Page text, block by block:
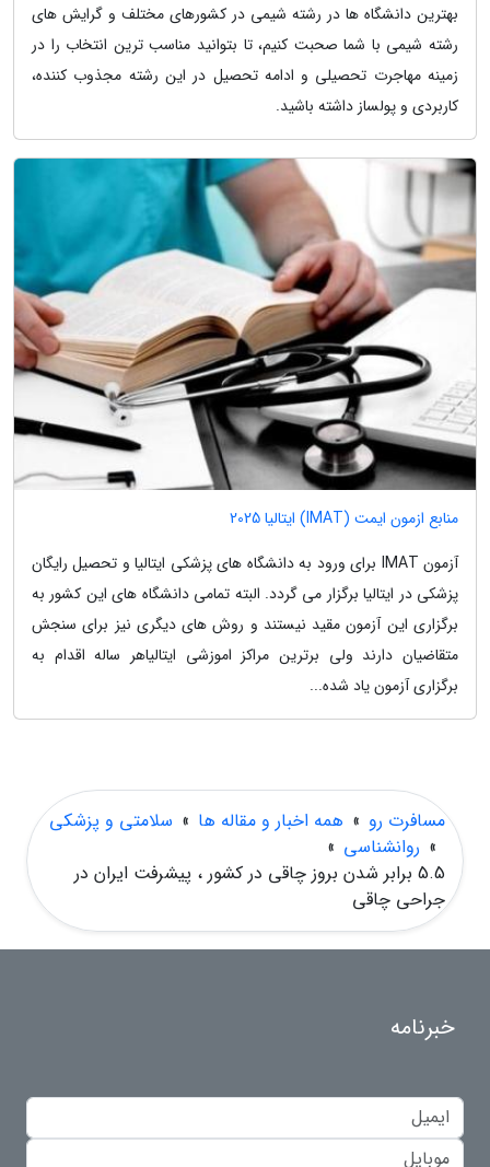
بهترین دانشگاه ها در رشته شیمی در کشورهای مختلف و گرایش های
رشته شیمی با شما صحبت کنیم، تا بتوانید مناسب ترین انتخاب را در
زمینه مهاجرت تحصیلی و ادامه تحصیل در این رشته مجذوب کننده،
کاربردی و پولساز داشته باشید.
منابع ازمون ایمت (IMAT) ایتالیا 2025
آزمون IMAT برای ورود به دانشگاه های پزشکی ایتالیا و تحصیل رایگان
پزشکی در ایتالیا برگزار می گردد. البته تمامی دانشگاه های این کشور به
برگزاری این آزمون مقید نیستند و روش های دیگری نیز برای سنجش
متقاضیان دارند ولی برترین مراکز اموزشی ایتالیاهر ساله اقدام به
برگزاری آزمون یاد شده...
مسافرت رو » همه اخبار و مقاله ها » سلامتی و پزشکی
» روانشناسی »
5.5 برابر شدن بروز چاقی در کشور ، پیشرفت ایران در
جراحی چاقی
خبرنامه